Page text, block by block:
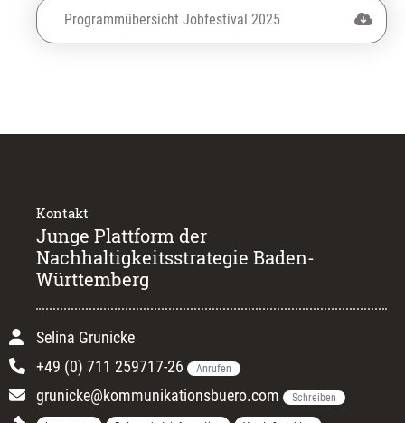
Programmübersicht Jobfestival 2025
Kontakt
Junge Plattform der
Nachhaltigkeitsstrategie Baden-
Württemberg
Selina Grunicke
+49 (0) 711 259717-26
Anrufen
grunicke@kommunikationsbuero.com Schreiben